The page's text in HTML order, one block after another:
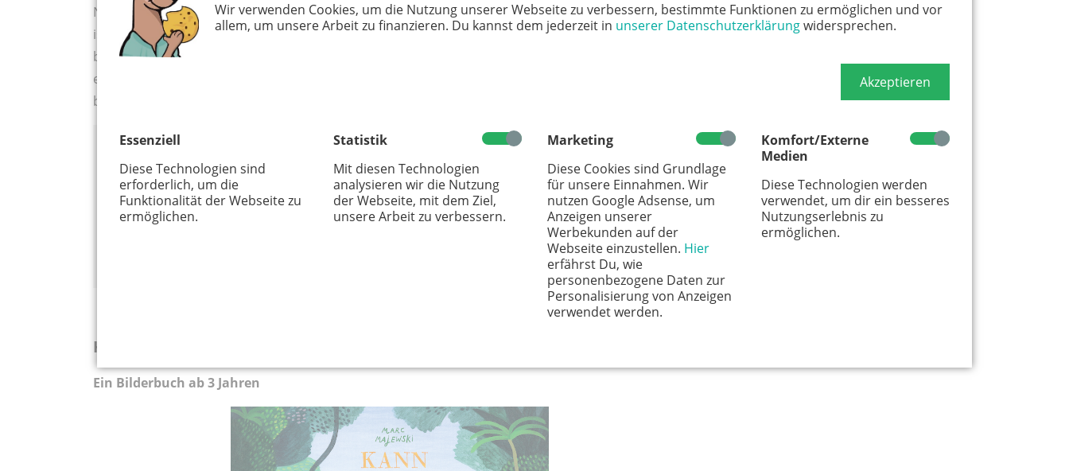
Wir verwenden Cookies, um die Nutzung unserer Webseite zu verbessern, bestimmte Funktionen zu ermöglichen und vor
allem, um unsere Arbeit zu finanzieren. Du kannst dem jederzeit in unserer Datenschutzerklärungwidersprechen.
Akzeptieren
Essenziell
Diese Technologien sind
erforderlich, um die
Funktionalität der Webseite zu
ermöglichen.
Statistik
Mit diesen Technologien
analysieren wir die Nutzung
der Webseite, mit dem Ziel,
unsere Arbeit zu verbessern.
Marketing
Diese Cookies sind Grundlage
für unsere Einnahmen. Wir
nutzen Google Adsense, um
Anzeigen unserer
Werbekunden auf der
Webseite einzustellen. Hier
erfährst Du, wie
personenbezogene Daten zur
Personalisierung von Anzeigen
verwendet werden.
Komfort/Externe
Medien
Diese Technologien werden
verwendet, um dir ein besseres
Nutzungserlebnis zu
ermöglichen.
Nulli und Priesemut stellen ihren Müll vor die Tür, der am nächsten Morgen aber verschwunden
ist. Auf der Suche nach dem gestohlenen Müll finden sie nach und nach ihren Abfall wieder. Doch
bis sie die Ursache herausgefunden haben und der ganze Dreck wieder beseitigt ist, fließt noch
einiger Unrat den Fluss hinunter und manch ein Tier verletzt sich. Eine wunderbare Geschichte der
beiden dicksten Freunde zum Thema Umwelt – schon für die allerjüngsten!
Matthias Sodtke
Carlsen Verlag 2019
7,99 Euro
Kann unsere Erde fühlen?
Ein Bilderbuch ab 3 Jahren